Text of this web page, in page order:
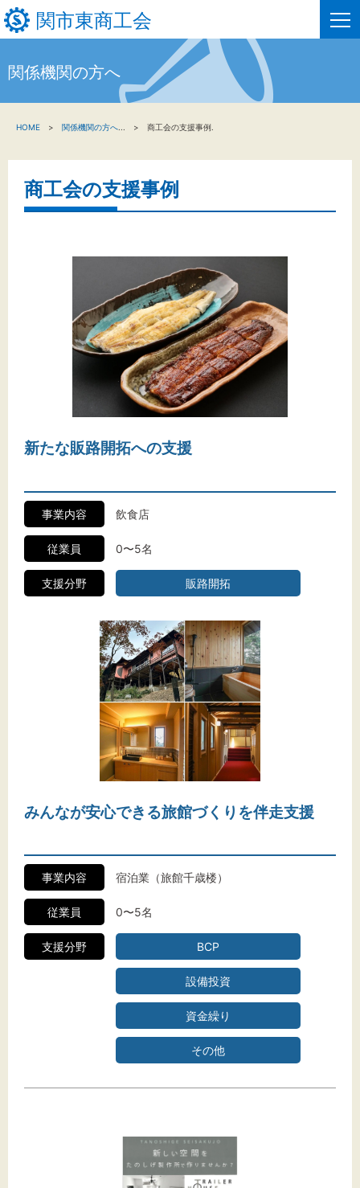
関市東商工会
新着情報
関係機関の方へ
関市東商工会情報
お問い合わせ
文字サイズ
黒
関係機関の方へ
HOME 関係機関の方へ 商工会の支援事例.
商工会の支援事例
新たな販路開拓への支援
事業内容 飲食店
従業員 0〜5名
支援分野 販路開拓
みんなが安心できる旅館づくりを伴走支援
事業内容 宿泊業（旅館千歳楼）
従業員 0〜5名
支援分野 BCP
設備投資
資金繰り
その他